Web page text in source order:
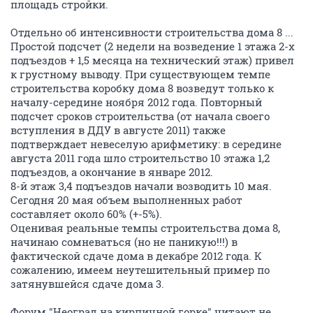
площадь стройки.
Отдельно об интенсивности строительства дома 8 ...
Простой подсчет (2 недели на возведение 1 этажа 2-х
подъездов + 1,5 месяца на технический этаж) привел
к грустному выводу. При существующем темпе
строительства коробку дома 8 возведут только к
началу-середине ноября 2012 года. Повторный
подсчет сроков строительства (от начала своего
вступления в ДДУ в августе 2011) также
подтверждает невеселую арифметику: в середине
августа 2011 года шло строительство 10 этажа 1,2
подъездов, а окончание в январе 2012.
8-й этаж 3,4 подъездов начали возводить 10 мая.
Сегодня 20 мая объем выполненных работ
составляет около 60% (+-5%).
Оценивая реальные темпы строительства дома 8,
начинаю сомневаться (но не паникую!!!) в
фактической сдаче дома в декабре 2012 года. К
сожалению, имеем неутешительный пример по
затянувшейся сдаче дома 3.